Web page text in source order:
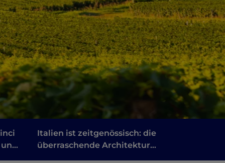
Italien ist zeitgenössisch: die
überraschende Architektur